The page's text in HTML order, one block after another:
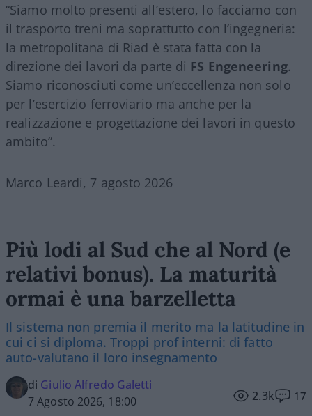
“Siamo molto presenti all’estero, lo facciamo con
il trasporto treni ma soprattutto con l’ingegneria:
la metropolitana di Riad è stata fatta con la
direzione dei lavori da parte di FS Engeneering.
Siamo riconosciuti come un’eccellenza non solo
per l’esercizio ferroviario ma anche per la
realizzazione e progettazione dei lavori in questo
ambito”.
Marco Leardi, 7 agosto 2026
Più lodi al Sud che al Nord (e
relativi bonus). La maturità
ormai è una barzelletta
Il sistema non premia il merito ma la latitudine in
cui ci si diploma. Troppi prof interni: di fatto
auto-valutano il loro insegnamento
di Giulio Alfredo Galetti
7 Agosto 2026, 18:00
2.3k 17